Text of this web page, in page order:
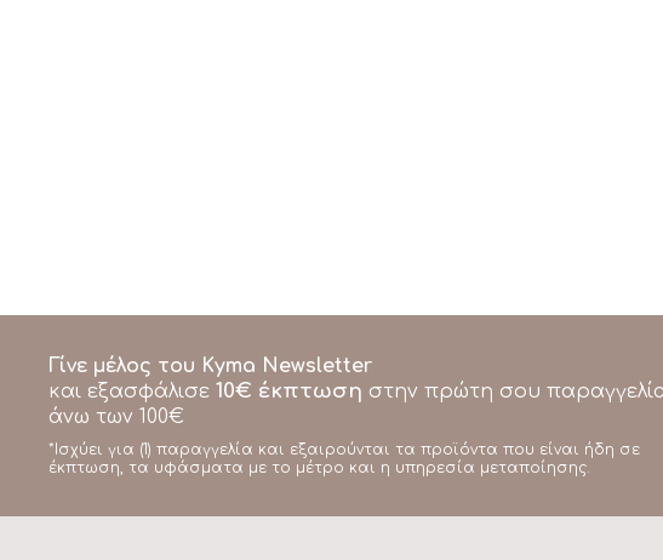
Γίνε μέλος του Kyma Newsletter
και εξασφάλισε 10€ έκπτωση στην πρώτη σου
άνω των 100€
*Ισχύει για (1) παραγγελία και εξαιρούνται τα προϊόντα που είναι ήδη σε
έκπτωση, τα υφάσματα με το μέτρο και η υπηρεσία μεταποίησης.